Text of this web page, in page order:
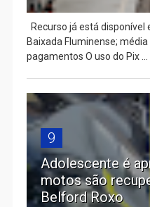
Recurso já está
Baixada Fluminense;
pagamentos O uso do Pix ...
9
Adolescente é
motos são
Belford Roxo